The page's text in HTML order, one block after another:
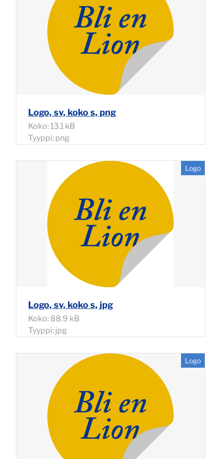
Logo, sv, koko s, png
Koko: 13.1 kB
Tyyppi: png
Logo
Logo, sv, koko s, jpg
Koko: 88.9 kB
Tyyppi: jpg
Logo